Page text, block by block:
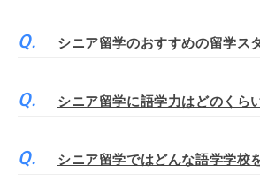
シニア留学のおすすめの留学ス
シニア留学に語学力はどのくら
シニア留学ではどんな語学学校